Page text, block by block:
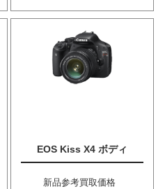
EOS Kiss X4 ボディ
新品参考買取価格